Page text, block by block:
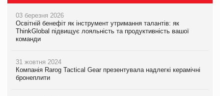
03 березня 2026
Освітній бенефіт як інструмент утримання талантів: як
ThinkGlobal підвищує лояльність та продуктивність вашої
команди
31 жовтня 2024
Компанія Rarog Tactical Gear презентувала надлегкі керамічні
бронеплити